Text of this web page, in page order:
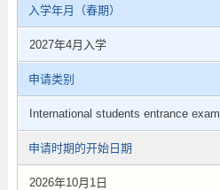
入学年月（春期）
2027年4月入学
申请类别
International students entrance exam
申请时期的开始日期
2026年10月1日